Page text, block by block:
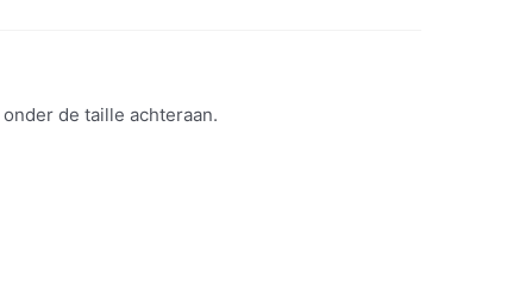
de taille achteraan.